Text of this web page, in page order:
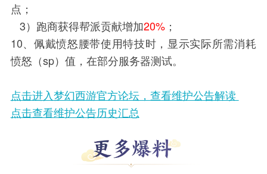
点；
3）跑商获得帮派贡献增加20%；
10、佩戴愤怒腰带使用特技时，显示实际所需消耗
愤怒（sp）值，在部分服务器测试。
点击进入梦幻西游官方论坛，查看维护公告解读
点击查看维护公告历史汇总